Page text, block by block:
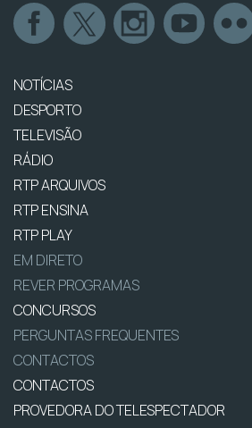
NOTÍCIAS
DESPORTO
TELEVISÃO
RÁDIO
RTP ARQUIVOS
RTP ENSINA
RTP PLAY
EM DIRETO
REVER PROGRAMAS
CONCURSOS
PERGUNTAS FREQUENTES
CONTACTOS
CONTACTOS
PROVEDORA DO TELESPECTADOR